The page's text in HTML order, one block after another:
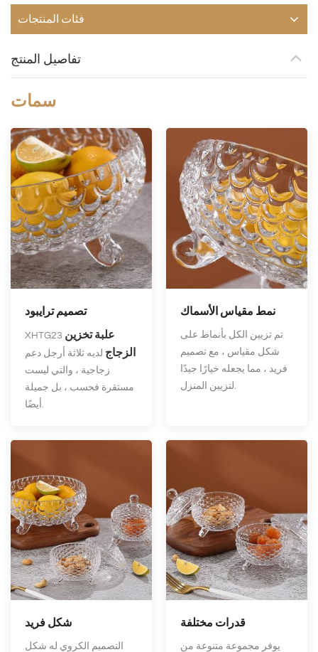
فئات المنتجات
تفاصيل المنتج
سمات
تصميم ترايبود
XHTG23 علبة تخزين
الزجاج لديه ثلاثة أرجل دعم
زجاجية ، والتي ليست
مستقرة فحسب ، بل جميلة
نمط مقياس الأسماك
تم تزيين الكل بأنماط على
شكل مقياس ، مع تصميم
فريد ، مما يجعله خيارًا جيدًا
شكل فريد
التصميم الكروي له شكل
قدرات مختلفة
يوفر مجموعة متنوعة من